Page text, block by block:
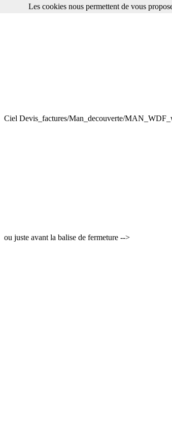
Ciel Devis_factures/Man_decouverte/
ou juste avant la balise de fermeture -->
Les cookies nous permettent de vous